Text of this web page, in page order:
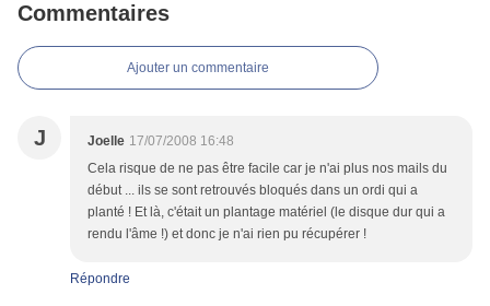
Commentaires
Ajouter un commentaire
J Joelle 17/07/2008 16:48
Cela risque de ne pas être facile car je n'ai plus nos mails du
début ... ils se sont retrouvés bloqués dans un ordi qui a
planté ! Et là, c'était un plantage matériel (le disque dur qui a
rendu l'âme !) et donc je n'ai rien pu récupérer !
Répondre